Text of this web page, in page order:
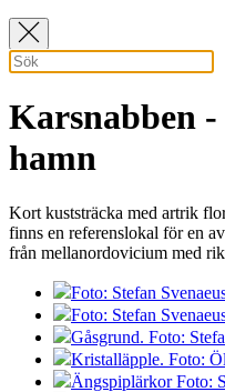
Karsnabben
hamn
Kort kuststräcka med artrik
finns en referenslokal för en
från mellanordovicium med
Foto: Stefan
Foto: Stefan
Gåsgrund. Foto:
Kristalläpple. Foto:
Ängspiplärkor Foto: